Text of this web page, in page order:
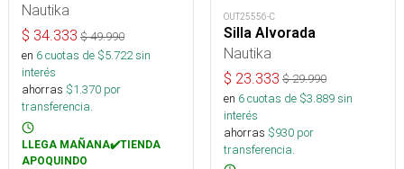
Nautika
$ 34.333 $49.990
en 6cuotas de $5.722sin
interés
ahorras $1.370 por
transferencia.
LLEGA MAÑANA✔️TIENDA
APOQUINDO
OUT25556-C
Silla Alvorada
Nautika
$ 23.333 $29.990
en 6cuotas de $3.889sin
interés
ahorras $930 por
transferencia.